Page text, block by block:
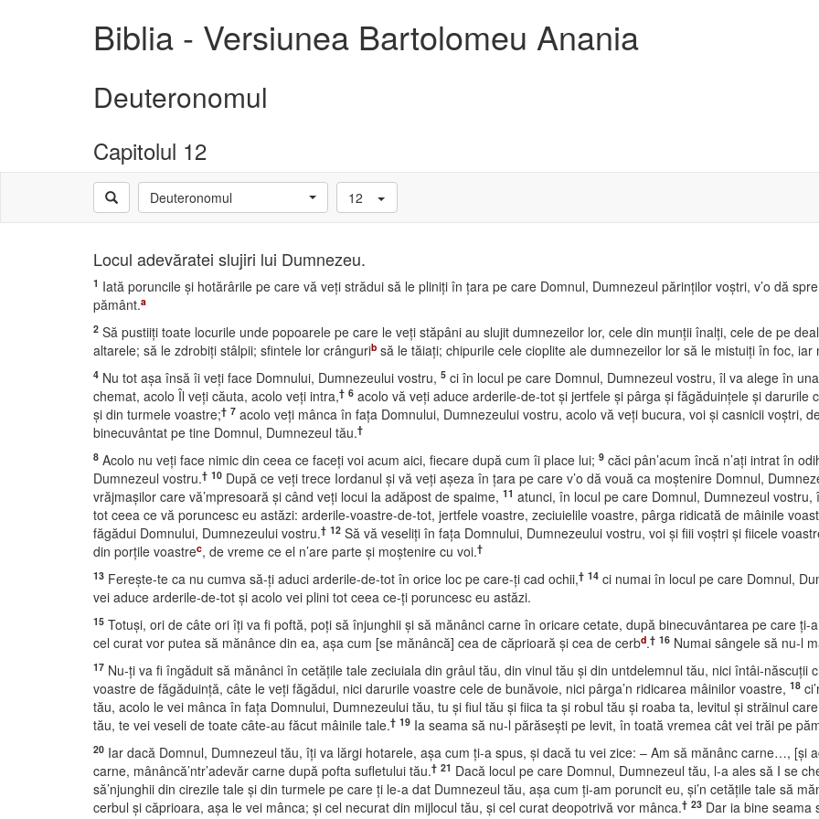
Biblia - Versiunea Bartolomeu Anania
Deuteronomul
Capitolul 12
Deuteronomul 12
Locul adevăratei slujiri lui Dumnezeu.
1 Iată poruncile şi hotărârile pe care vă veţi strădui să le pliniţi în ţara pe care Domnul, Dumnezeul părinţilor voştri, v’o dă
pământ.a
2 Să pustiiţi toate locurile unde popoarele pe care le veţi stăpâni au slujit dumnezeilor lor, cele din munţii înalţi, cele de pe
altarele; să le zdrobiţi stâlpii; sfintele lor crângurib să le tăiaţi; chipurile cele cioplite ale dumnezeilor lor să le mistuiţi în foc,
4 Nu tot aşa însă îi veţi face Domnului, Dumnezeului vostru, 5 ci în locul pe care Domnul, Dumnezeul vostru, îl va alege în
chemat, acolo Îl veţi căuta, acolo veţi intra,† 6 acolo vă veţi aduce arderile-de-tot şi jertfele şi pârga şi făgăduinţele şi
şi din turmele voastre;† 7 acolo veţi mânca în faţa Domnului, Dumnezeului vostru, acolo vă veţi bucura, voi şi casnicii voştri,
binecuvântat pe tine Domnul, Dumnezeul tău.†
8 Acolo nu veţi face nimic din ceea ce faceţi voi acum aici, fiecare după cum îi place lui; 9 căci pân’acum încă n’aţi intrat în
Dumnezeul vostru.† 10 După ce veţi trece Iordanul şi vă veţi aşeza în ţara pe care v’o dă vouă ca moştenire Domnul,
vrăjmaşilor care vă’mpresoară şi când veţi locui la adăpost de spaime, 11 atunci, în locul pe care Domnul, Dumnezeul
tot ceea ce vă poruncesc eu astăzi: arderile-voastre-de-tot, jertfele voastre, zeciuielile voastre, pârga ridicată de mâinile
făgădui Domnului, Dumnezeului vostru.† 12 Să vă veseliţi în faţa Domnului, Dumnezeului vostru, voi şi fiii voştri şi fiicele
din porţile voastrec, de vreme ce el n’are parte şi moştenire cu voi.†
13 Fereşte-te ca nu cumva să-ţi aduci arderile-de-tot în orice loc pe care-ţi cad ochii,† 14 ci numai în locul pe care Domnul,
vei aduce arderile-de-tot şi acolo vei plini tot ceea ce-ţi poruncesc eu astăzi.
15 Totuşi, ori de câte ori îţi va fi poftă, poţi să înjunghii şi să mănânci carne în oricare cetate, după binecuvântarea pe care
cel curat vor putea să mănânce din ea, aşa cum [se mănâncă] cea de căprioară şi cea de cerbd.† 16 Numai sângele să nu-l
17 Nu-ţi va fi îngăduit să mănânci în cetăţile tale zeciuiala din grâul tău, din vinul tău şi din untdelemnul tău, nici întâi-născuţii
voastre de făgăduinţă, câte le veţi făgădui, nici darurile voastre cele de bunăvoie, nici pârga’n ridicarea mâinilor voastre, 18
tău, acolo le vei mânca în faţa Domnului, Dumnezeului tău, tu şi fiul tău şi fiica ta şi robul tău şi roaba ta, levitul şi străinul
tău, te vei veseli de toate câte-au făcut mâinile tale.† 19 Ia seama să nu-l părăseşti pe levit, în toată vremea cât vei trăi pe
20 Iar dacă Domnul, Dumnezeul tău, îţi va lărgi hotarele, aşa cum ţi-a spus, şi dacă tu vei zice: – Am să mănânc carne…, [şi
carne, mânâncă’ntr’adevăr carne după pofta sufletului tău.† 21 Dacă locul pe care Domnul, Dumnezeul tău, l-a ales să I se
să’njunghii din cirezile tale şi din turmele pe care ţi le-a dat Dumnezeul tău, aşa cum ţi-am poruncit eu, şi’n cetăţile tale să
cerbul şi căprioara, aşa le vei mânca; şi cel necurat din mijlocul tău, şi cel curat deopotrivă vor mânca.† 23 Dar ia bine seama